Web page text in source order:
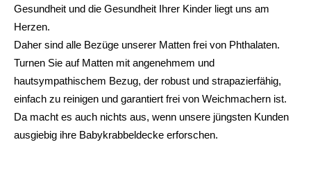
Gesundheit und die Gesundheit Ihrer Kinder liegt uns am
Herzen.
Daher sind alle Bezüge unserer Matten frei von Phthalaten.
Turnen Sie auf Matten mit angenehmem und
hautsympathischem Bezug, der robust und strapazierfähig,
einfach zu reinigen und garantiert frei von Weichmachern ist.
Da macht es auch nichts aus, wenn unsere jüngsten Kunden
ausgiebig ihre Babykrabbeldecke erforschen.